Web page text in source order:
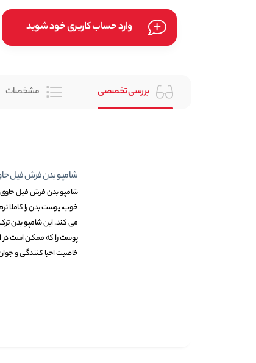
وارد حساب کاربری خود شوید
بررسی تخصصی مشخصات
شامپو بدن فرش فیل
شامپو بدن فرش فیل حاوی
خوب، پوست بدن را
می کند. این شامپو بدن
پوست را که ممکن است در
خاصیت احیا کنندگی و